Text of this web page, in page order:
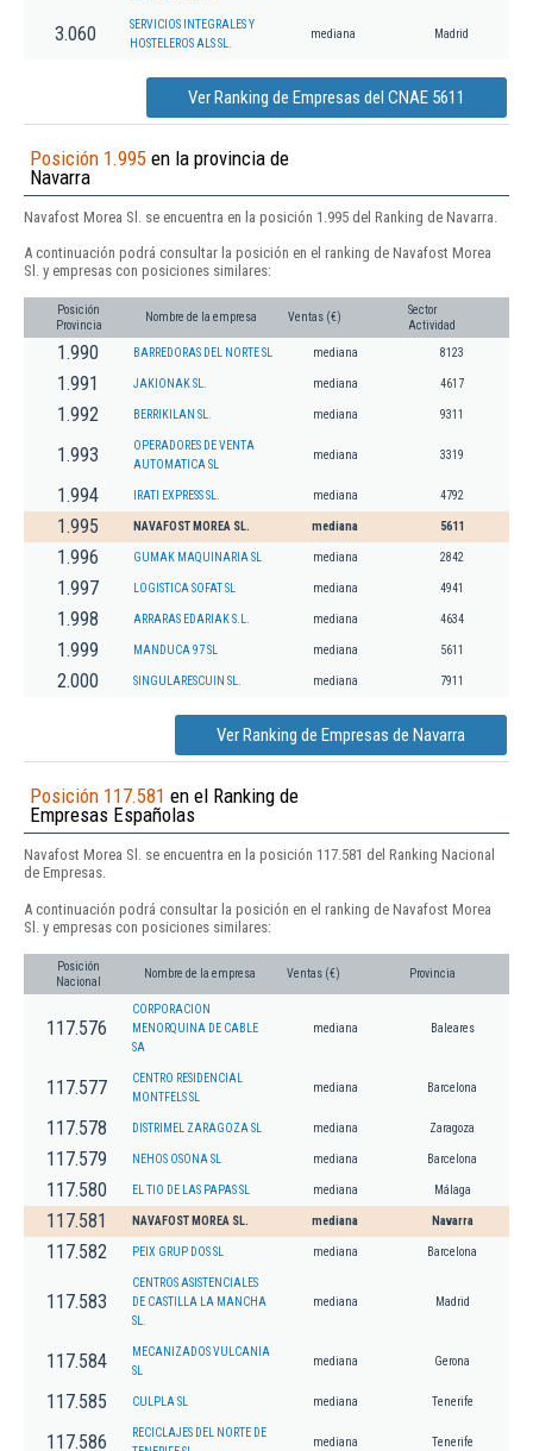
3.060
SERVICIOS INTEGRALES Y
HOSTELEROS ALS SL.
mediana Madrid
Ver Ranking de Empresas del CNAE 5611
Posición 1.995 en la provincia de
Navarra
Navafost Morea Sl. se encuentra en la posición 1.995 del Ranking de Navarra.
A continuación podrá consultar la posición en el ranking de Navafost Morea
Sl. y empresas con posiciones similares:
Posición
Provincia
Nombre de la empresa Ventas (€)
Sector
Actividad
1.990 BARREDORAS DEL NORTE SL mediana 8123
1.991 JAKIONAK SL. mediana 4617
1.992 BERRIKILAN SL. mediana 9311
1.993
OPERADORES DE VENTA
AUTOMATICA SL
mediana 3319
1.994 IRATI EXPRESS SL. mediana 4792
1.995 NAVAFOST MOREA SL. mediana 5611
1.996 GUMAK MAQUINARIA SL mediana 2842
1.997 LOGISTICA SOFAT SL mediana 4941
1.998 ARRARAS EDARIAK S.L. mediana 4634
1.999 MANDUCA 97 SL mediana 5611
2.000 SINGULARESCUIN SL. mediana 7911
Ver Ranking de Empresas de Navarra
Posición 117.581 en el Ranking de
Empresas Españolas
Navafost Morea Sl. se encuentra en la posición 117.581 del Ranking Nacional
de Empresas.
A continuación podrá consultar la posición en el ranking de Navafost Morea
Sl. y empresas con posiciones similares:
Posición
Nacional
Nombre de la empresa Ventas (€) Provincia
117.576
CORPORACION
MENORQUINA DE CABLE
SA
mediana Baleares
117.577
CENTRO RESIDENCIAL
MONTFELS SL
mediana Barcelona
117.578 DISTRIMEL ZARAGOZA SL mediana Zaragoza
117.579 NEHOS OSONA SL mediana Barcelona
117.580 EL TIO DE LAS PAPAS SL mediana Málaga
117.581 NAVAFOST MOREA SL. mediana Navarra
117.582 PEIX GRUP DOS SL mediana Barcelona
117.583
CENTROS ASISTENCIALES
DE CASTILLA LA MANCHA
SL.
mediana Madrid
117.584
MECANIZADOS VULCANIA
SL
mediana Gerona
117.585 CULPLA SL mediana Tenerife
117.586
RECICLAJES DEL NORTE DE
mediana Tenerife